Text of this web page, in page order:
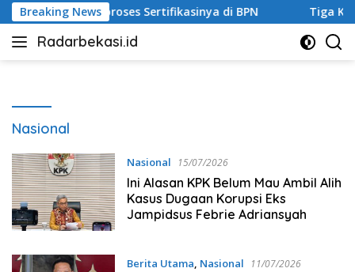
Langsung
ke
konten
Breaking News
City Kini Diproses Sertifikasinya di BPN Tiga
Radarbekasi.id
Berita
Nasional
Nasional 15/07/2026
Ini Alasan KPK Belum Mau Ambil Alih
Kasus Dugaan Korupsi Eks
Jampidsus Febrie Adriansyah
Berita Utama, Nasional 11/07/2026